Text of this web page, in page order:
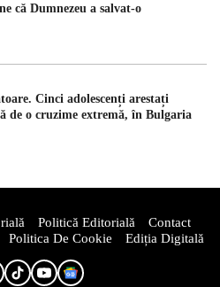
că Dumnezeu a salvat-o
Cinci adolescenți arestați
de o cruzime extremă, în Bulgaria
Politică Editorială
Contact
Politica De Cookie Ediția Digitală